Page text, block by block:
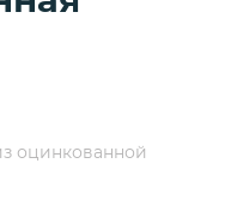
оцинкованной